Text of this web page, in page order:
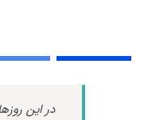
در این